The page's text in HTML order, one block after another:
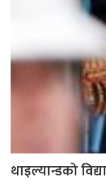
थाइल्यान्डको